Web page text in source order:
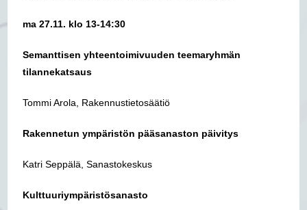
ma 27.11. klo 13-14:30
Semanttisen yhteentoimivuuden teemaryhmän
tilannekatsaus
Tommi Arola, Rakennustietosäätiö
Rakennetun ympäristön pääsanaston päivitys
Katri Seppälä, Sanastokeskus
Kulttuuriympäristösanasto